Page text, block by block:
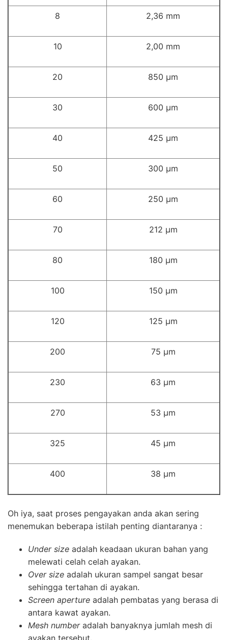
8 2,36 mm
10 2,00 mm
20 850 µm
30 600 µm
40 425 µm
50 300 µm
60 250 µm
70 212 µm
80 180 µm
100 150 µm
120 125 µm
200 75 µm
230 63 µm
270 53 µm
325 45 µm
400 38 µm
Oh iya, saat proses pengayakan anda akan sering
menemukan beberapa istilah penting diantaranya :
Under size adalah keadaan ukuran bahan yang
melewati celah celah ayakan.
Over size adalah ukuran sampel sangat besar
sehingga tertahan di ayakan.
Screen aperture adalah pembatas yang berasa di
antara kawat ayakan.
Mesh numberadalah banyaknya jumlah mesh di
ayakan tersebut.